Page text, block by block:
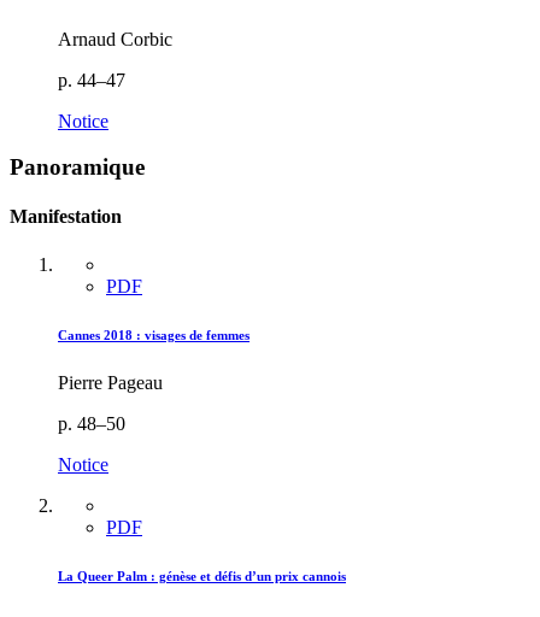
Arnaud Corbic
p. 44–47
Notice
Panoramique
Manifestation
PDF
Cannes 2018 : visages de femmes
Pierre Pageau
p. 48–50
Notice
PDF
La Queer Palm : génèse et défis d’un prix cannois